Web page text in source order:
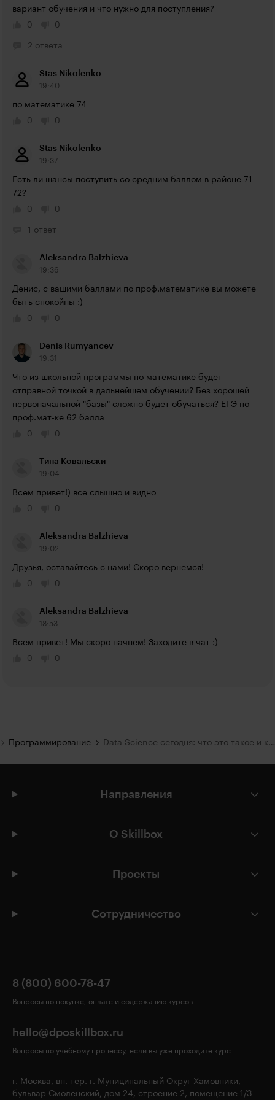
вариант обучения и что нужно для поступления?
0
0
2 ответа
Stas Nikolenko
19:40
по математике 74
0
0
Stas Nikolenko
19:37
Есть ли шансы поступить со средним баллом в районе 71-
72?
0
0
1 ответ
Aleksandra Balzhieva
19:36
Денис, с вашими баллами по проф.математике вы можете
быть спокойны :)
0
0
Denis Rumyancev
19:31
Что из школьной программы по математике будет
отправной точкой в дальнейшем обучении? Без хорошей
первоначальной "базы" сложно будет обучаться? ЕГЭ по
проф.мат-ке 62 балла
0
0
Тина Ковальски
19:04
Всем привет!) все слышно и видно
0
0
Aleksandra Balzhieva
19:02
Друзья, оставайтесь с нами! Скоро вернемся!
0
0
Aleksandra Balzhieva
18:53
Всем привет! Мы скоро начнем! Заходите в чат :)
0
0
Программирование Data Science сегодня: что это такое и как это работает?
Направления
О Skillbox
Проекты
Сотрудничество
8 (800) 600-78-47
Вопросы по покупке, оплате и содержанию курсов
hello@dposkillbox.ru
Вопросы по учебному процессу, если вы уже проходите курс
г. Москва, вн. тер. г. Муниципальный Округ Хамовники,
бульвар Смоленский, дом 24, строение 2, помещение 1/3